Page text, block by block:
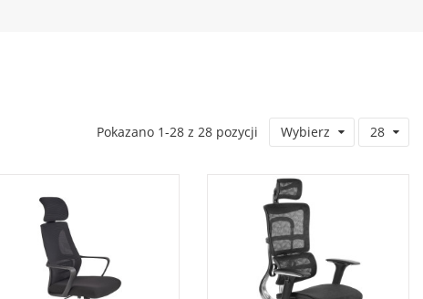
Wybierz 28
Pokazano 1-28 z 28 pozycji